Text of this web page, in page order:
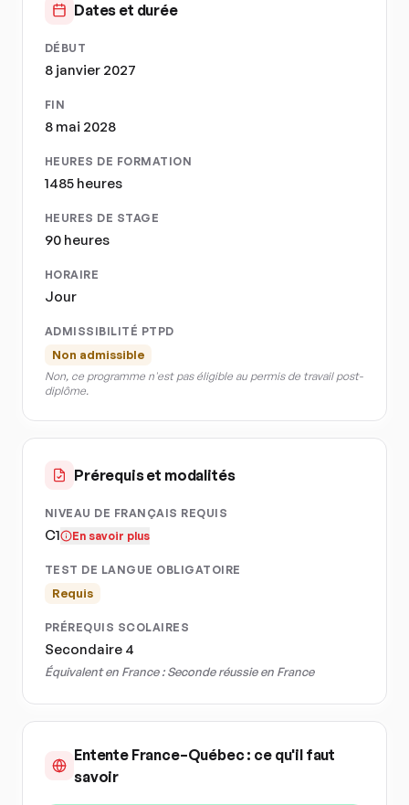
Dates et durée
DÉBUT
8 janvier 2027
FIN
8 mai 2028
HEURES DE FORMATION
1485 heures
HEURES DE STAGE
90 heures
HORAIRE
Jour
ADMISSIBILITÉ PTPD
Non admissible
Non, ce programme n'est pas éligible au permis de travail post-
diplôme.
Prérequis et modalités
NIVEAU DE FRANÇAIS REQUIS
C1 En savoir plus
TEST DE LANGUE OBLIGATOIRE
Requis
PRÉREQUIS SCOLAIRES
Secondaire 4
Équivalent en France :Seconde réussie en France
Entente France–Québec : ce qu'il faut
savoir